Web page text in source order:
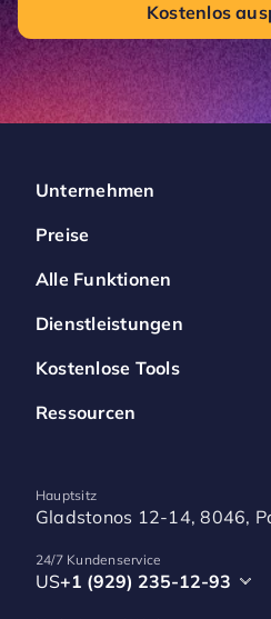
Kostenlos
Unternehmen
Preise
Alle Funktionen
Dienstleistungen
Kostenlose Tools
Ressourcen
Hauptsitz
Gladstonos 12-14, 8046,
24/7 Kundenservice
US+1 (929) 235-12-93